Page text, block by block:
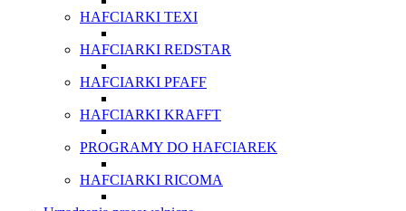
HAFCIARKI TEXI
HAFCIARKI REDSTAR
HAFCIARKI PFAFF
HAFCIARKI KRAFFT
PROGRAMY DO HAFCIAREK
HAFCIARKI RICOMA